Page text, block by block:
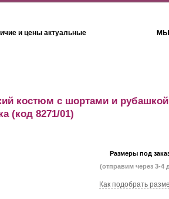
и цены актуальные МЫ
костюм с шортами и рубашкой
(код 8271/01)
Размеры под
(отправим через 3-4
Как подобрать